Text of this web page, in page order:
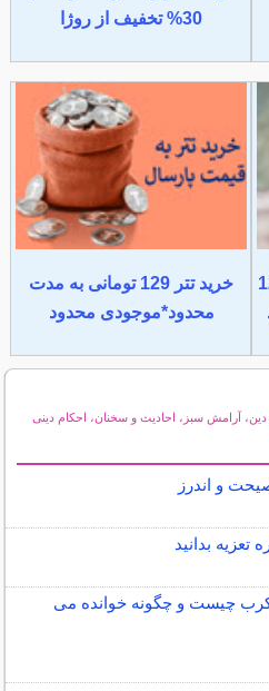
30% تخفیف از روژا
خرید تتر 129 تومانی به مدت
محدود*موجودی محدود
دین، آرامش سبز، احادیث و سخنان، احکام دینی
و اندرز
تعزیه بدانید
چیست و چگونه خوانده می